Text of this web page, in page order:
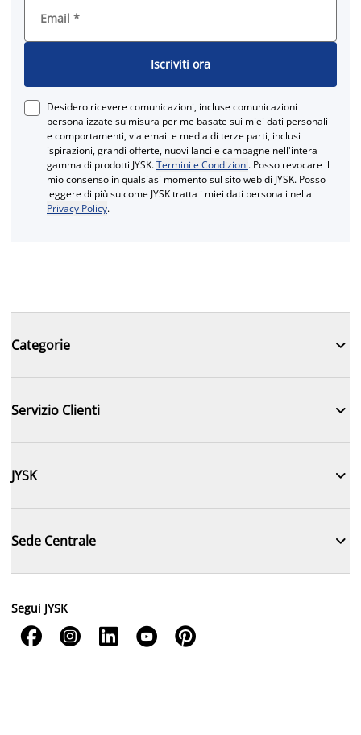
Email *
Iscriviti ora
Desidero ricevere comunicazioni, incluse comunicazioni
personalizzate su misura per me basate sui miei dati personali
e comportamenti, via email e media di terze parti, inclusi
ispirazioni, grandi offerte, nuovi lanci e campagne nell'intera
gamma di prodotti JYSK.Termini e Condizioni. Posso revocare il
mio consenso in qualsiasi momento sul sito web di JYSK. Posso
leggere di più su come JYSK tratta i miei dati personali nella
Privacy Policy.
Categorie 
Servizio Clienti 
JYSK 
Sede Centrale 
Segui JYSK
    